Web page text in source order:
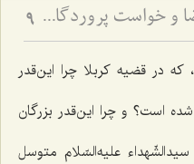
پیام عاشورا عمل براساس رضا و خواست پروردگار متعال در همه شؤون زندگی 9
در قضیه كربلا چرا این‌قدر
است؟ و چرا این‌قدر بزرگان
علیه‌السّلام متوسل